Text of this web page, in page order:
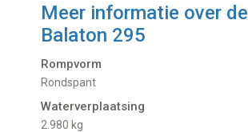
Meer informatie over de
Balaton 295
Rompvorm
Rondspant
Waterverplaatsing
2.980 kg